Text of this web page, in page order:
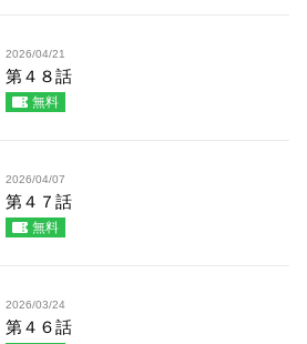
2026/04/21
第４８話
無料
2026/04/07
第４７話
無料
2026/03/24
第４６話